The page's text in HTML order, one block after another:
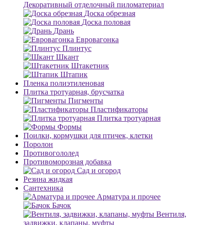
Декоративный отделочный пиломатериал
Доска обрезная
Доска половая
Дрань
Евровагонка
Плинтус
Шкант
Штакетник
Штапик
Пленка полиэтиленовая
Плитка тротуарная, брусчатка
Пигменты
Пластификаторы
Плитка тротуарная
Формы
Поилки, кормушки для птичек, клетки
Поролон
Противогололед
Противоморозная добавка
Сад и огород
Резина жидкая
Сантехника
Арматура и прочее
Бачок
Вентиля,
задвижки, клапаны, муфты